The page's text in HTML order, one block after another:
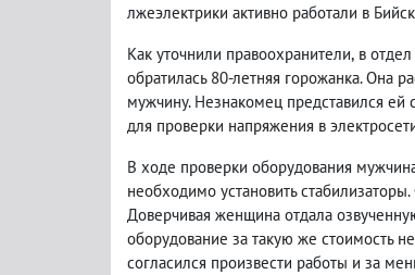
лжеэлектрики активно работали в
Как уточнили правоохранители, в
обратилась 80-летняя горожанка. Она
мужчину. Незнакомец представился
для проверки напряжения в
В ходе проверки оборудования
необходимо установить
Доверчивая женщина отдала
оборудование за такую же стоимость
согласился произвести работы и за